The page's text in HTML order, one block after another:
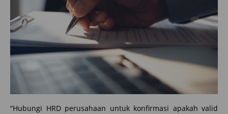
“Hubungi HRD perusahaan untuk konfirmasi apakah valid